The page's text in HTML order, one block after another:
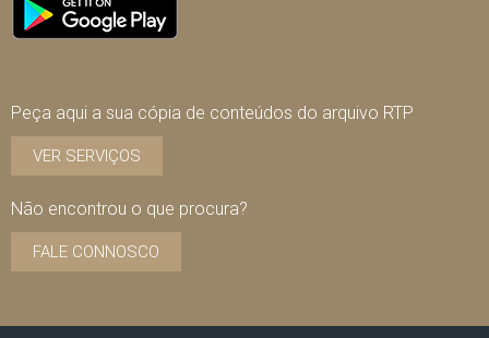
Peça aqui a sua cópia de conteúdos do arquivo RTP
VER SERVIÇOS
Não encontrou o que procura?
FALE CONNOSCO